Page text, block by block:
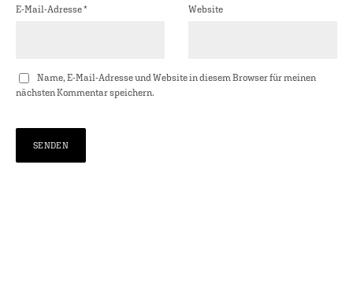
E-Mail-Adresse* Website
Name, E-Mail-Adresse und Website in diesem Browser für meinen
nächsten Kommentar speichern.